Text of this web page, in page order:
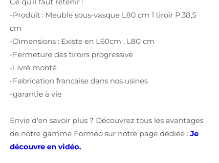
-Produit : Meuble sous-vasque L80 cm 1 tiroir P.38,5
cm
-Dimensions : Existe en L60cm , L80 cm
-Fermeture des tiroirs progressive
-Livré monté
-Fabrication francaise dans nos usines
-garantie à vie
Envie d'en savoir plus ? Découvrez tous les avantages
de notre gamme Forméo sur notre page dédiée : Je
découvre en vidéo.